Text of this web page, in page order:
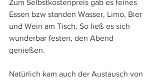
Zum Selbstkostenpreis gab es feines
Essen bzw standen Wasser, Limo, Bier
und Wein am Tisch. So ließ es sich
wunderbar festen, den Abend
genießen.
Natürlich kam auch der Austausch von